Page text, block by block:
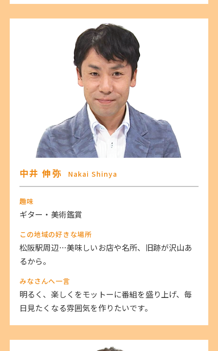
中井 伸弥 Nakai Shinya
趣味
ギター・美術鑑賞
この地域の好きな場所
松阪駅周辺…美味しいお店や名所、旧跡が沢山あ
るから。
みなさんへ一言
明るく、楽しくをモットーに番組を盛り上げ、毎
日見たくなる雰囲気を作りたいです。